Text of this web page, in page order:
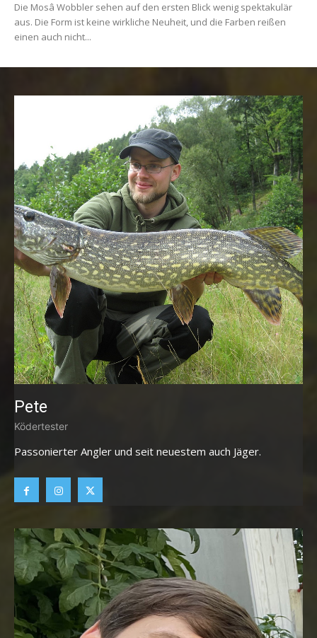
Die Mosâ Wobbler sehen auf den ersten Blick wenig spektakulär
aus. Die Form ist keine wirkliche Neuheit, und die Farben reißen
einen auch nicht...
Pete
Ködertester
Passonierter Angler und seit neuestem auch Jäger.